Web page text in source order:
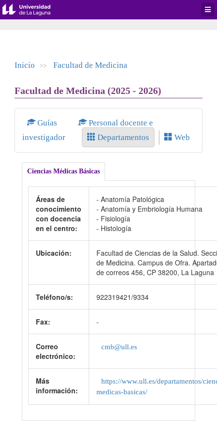
Inicio >> Facultad de Medicina
Facultad de Medicina (2025 - 2026)
Guías
Personal docente e
investigador
Departamentos Web
Ciencias Médicas Básicas
Áreas de
conocimiento
con docencia
en el centro:
- Anatomía Patológica
- Anatomía y Embriología Humana
- Fisiología
- Histología
Ubicación:
Facultad de Ciencias de la Salud.
de Medicina. Campus de Ofra.
de correos 456, CP 38200, La Laguna
Teléfono/s: 922319421/9334
Fax: -
Correo
electrónico:
cmb@ull.es
Más
información:
https://www.ull.es/departamentos/
medicas-basicas/